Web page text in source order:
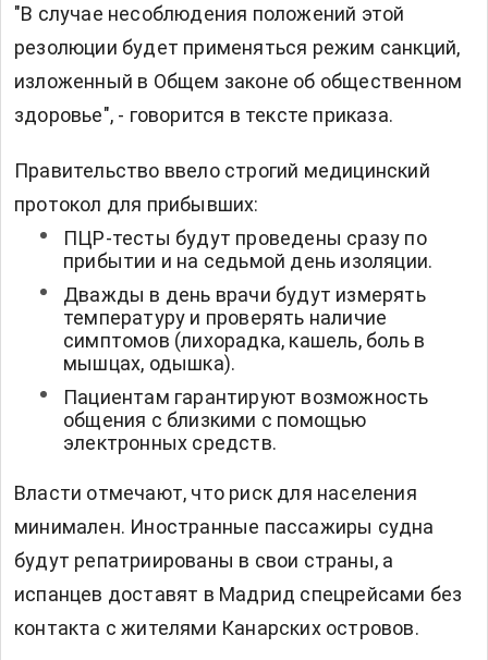
"В случае несоблюдения положений этой
резолюции будет применяться режим санкций,
изложенный в Общем законе об общественном
здоровье", - говорится в тексте приказа.
Правительство ввело строгий медицинский
протокол для прибывших:
ПЦР-тесты будут проведены сразу по
прибытии и на седьмой день изоляции.
Дважды в день врачи будут измерять
температуру и проверять наличие
симптомов (лихорадка, кашель, боль в
мышцах, одышка).
Пациентам гарантируют возможность
общения с близкими с помощью
электронных средств.
Власти отмечают, что риск для населения
минимален. Иностранные пассажиры судна
будут репатриированы в свои страны, а
испанцев доставят в Мадрид спецрейсами без
контакта с жителями Канарских островов.